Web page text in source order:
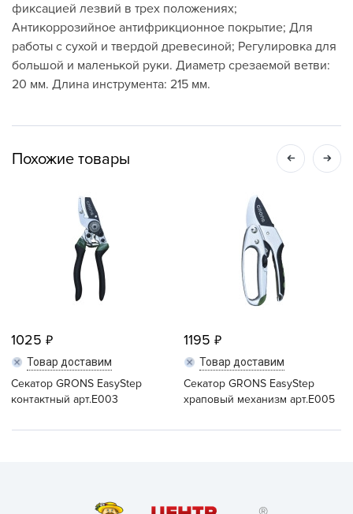
фиксацией лезвий в трех положениях;
Антикоррозийное антифрикционное покрытие; Для
работы с сухой и твердой древесиной; Регулировка для
большой и маленькой руки. Диаметр срезаемой ветви:
20 мм. Длина инструмента: 215 мм.
Похожие товары
1025
Товар доставим
Секатор GRONS EasyStep
контактный арт.Е003
1195
Товар доставим
Секатор GRONS EasyStep
храповый механизм арт.Е005